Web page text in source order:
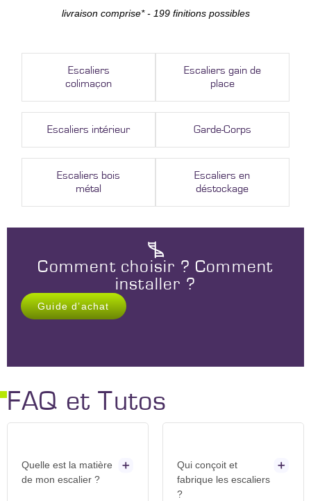
Comment choisir ? Comment
installer ?
Guide d’achat
Escaliers
colimaçon
Escaliers gain de
place
Escaliers intérieur Garde-Corps
Escaliers bois
métal
Escaliers en
déstockage
livraison comprise* - 199 finitions possibles
FAQ et Tutos
Quelle est la matière
de mon escalier ?
Qui conçoit et
fabrique les escaliers
?